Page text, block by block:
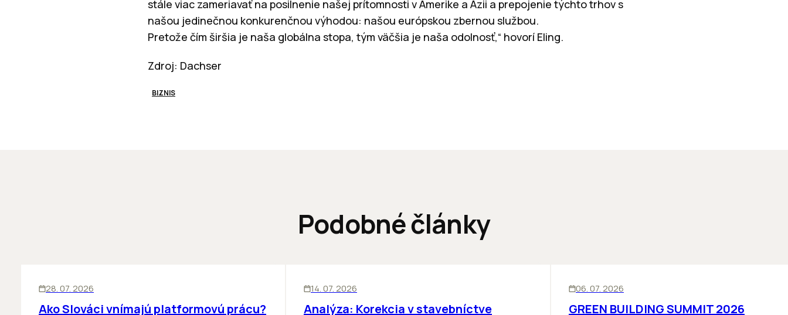
stále viac zameriavať na posilnenie našej prítomnosti v Amerike a Ázii a prepojenie týchto trhov s
našou jedinečnou konkurenčnou výhodou: našou európskou zbernou službou.
Pretože čím širšia je naša globálna stopa, tým väčšia je naša odolnosť,“ hovorí Eling.
Zdroj: Dachser
BIZNIS
Podobné články
28. 07. 2026
Ako Slováci vnímajú platformovú prácu?
14. 07. 2026
Analýza: Korekcia v stavebníctve
06. 07. 2026
GREEN BUILDING SUMMIT 2026